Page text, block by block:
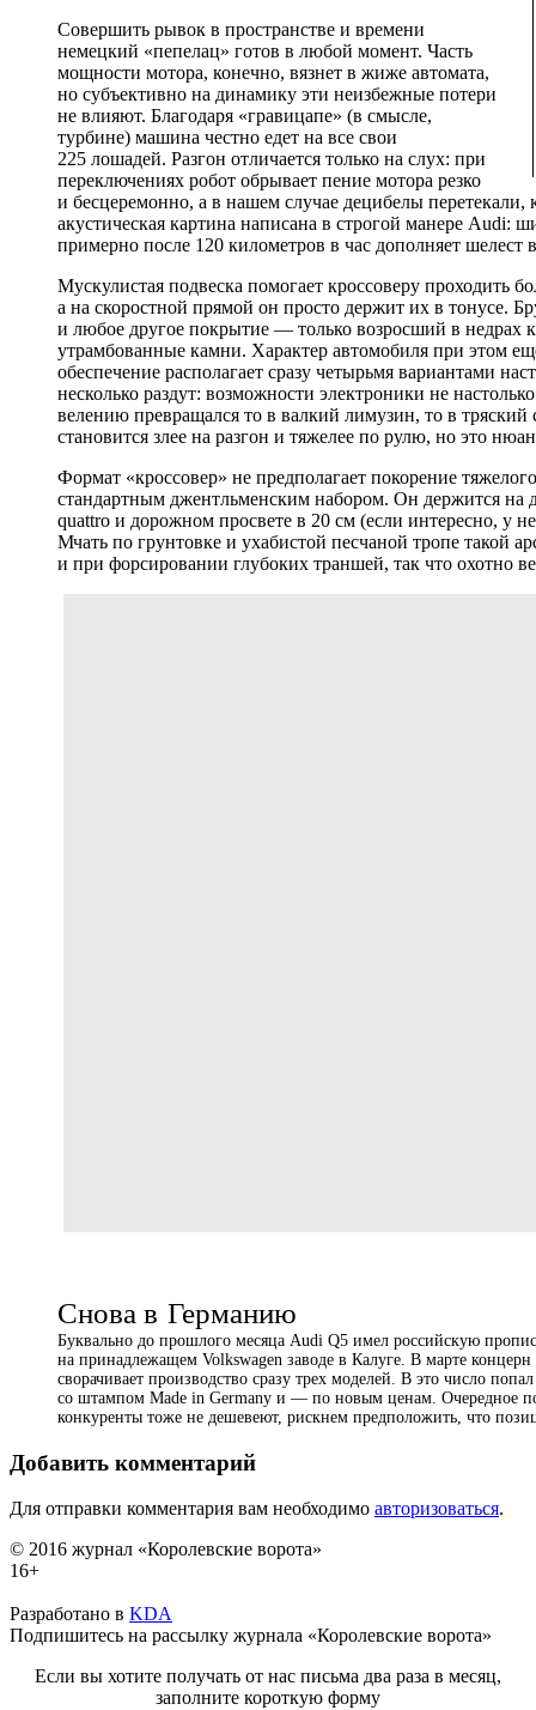
Совершить рывок в пространстве и времени
немецкий «пепелац» готов в любой момент. Часть
мощности мотора, конечно, вязнет в жиже автомата,
но субъективно на динамику эти неизбежные потери
не влияют. Благодаря «гравицапе» (в смысле,
турбине) машина честно едет на все свои
225 лошадей. Разгон отличается только на слух: при
переключениях робот обрывает пение мотора резко
и бесцеремонно, а в нашем случае децибелы
акустическая картина написана в строгой манере
примерно после 120 километров в час дополняет шелест
Мускулистая подвеска помогает кроссоверу проходить
а на скоростной прямой он просто держит их в тонусе.
и любое другое покрытие — только возросший в недрах
утрамбованные камни. Характер автомобиля при этом
обеспечение располагает сразу четырьмя вариантами
несколько раздут: возможности электроники не
велению превращался то в валкий лимузин, то в
становится злее на разгон и тяжелее по рулю, но это
Формат «кроссовер» не предполагает покорение
стандартным джентльменским набором. Он держится на
quattro и дорожном просвете в 20 см (если интересно, у
Мчать по грунтовке и ухабистой песчаной тропе такой
и при форсировании глубоких траншей, так что охотно
Снова в Германию
Буквально до прошлого месяца Audi Q5 имел российскую
на принадлежащем Volkswagen заводе в Калуге. В марте
сворачивает производство сразу трех моделей. В это число
со штампом Made in Germany и — по новым ценам. Очередное
конкуренты тоже не дешевеют, рискнем предположить, что
Добавить комментарий
Для отправки комментария вам необходимо авторизоваться.
© 2016 журнал «Королевские ворота»
16+
Разработано в KDA
Подпишитесь на рассылку журнала «Королевские ворота»
Если вы хотите получать от нас письма два раза в месяц,
заполните короткую форму